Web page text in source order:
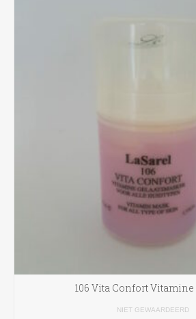
106 Vita Confort
NIET GEWAARDEERD